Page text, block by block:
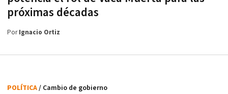
próximas décadas
PorIgnacio Ortiz
POLÍTICA/ Cambio de gobierno